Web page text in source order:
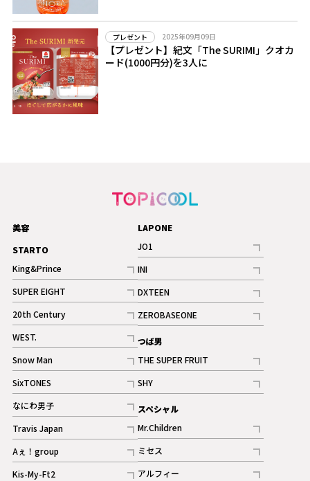
プレゼント 2025年09月09日
【プレゼント】紀文「The SURIMI」クオカ
ード(1000円分)を3人に
美容
STARTO
King&Prince
記事
SUPER EIGHT
記事
20th Century
記事
WEST.
記事
Snow Man
記事
ギャラリー
SixTONES
記事
ギャラリー
なにわ男子
記事
Travis Japan
記事
Aぇ！group
記事
Kis-My-Ft2
LAPONE
JO1
記事
INI
記事
ギャラリー
DXTEEN
記事
ギャラリー
ZEROBASEONE
記事
つば男
THE SUPER FRUIT
記事
SHY
記事
スペシャル
Mr.Children
記事
ミセス
記事
アルフィー